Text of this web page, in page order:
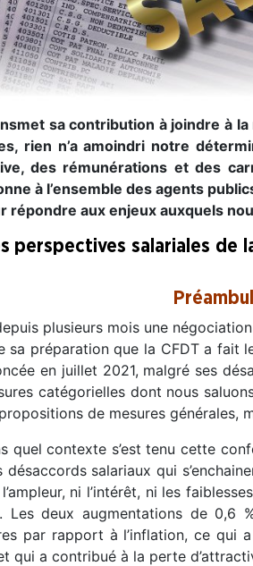
sa contribution à joindre à
rien n’a amoindri notre
des rémunérations et des
à l’ensemble des agents
répondre aux enjeux auxquels
perspectives salariales de
plusieurs mois une
sa préparation que la CFDT a fait
en juillet 2021, malgré ses
catégorielles dont nous
de mesures générales,
quel contexte s’est tenu cette
salariaux qui
ni l’intérêt, ni les
Les deux augmentations de 0,6
par rapport à l’inflation, ce qui
qui a contribué à la perte